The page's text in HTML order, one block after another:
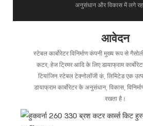
अनुसंधान और विकास में लगे
आवेदन
स्टेबल कार्बोरेटर विनिर्माण कंपनी मुख्य रूप से
कटर, हेज ट्रिमर आदि के लिए डायाफ्राम
टियांजिन स्टेबल टेक्नोलॉजी कं, लिमिटेड एक
डायाफ्राम कार्बोरेटर के अनुसंधान, विकास,
रखता है।